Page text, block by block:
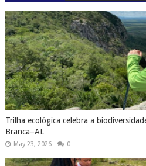
Trilha ecológica celebra a
Branca–AL
May 23, 2026 0